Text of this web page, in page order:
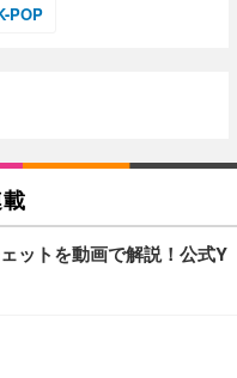
POP
ットを動画で解説！公式Y